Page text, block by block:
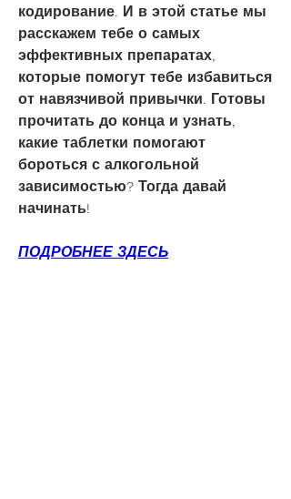
кодирование. И в этой статье мы
расскажем тебе о самых
эффективных препаратах,
которые помогут тебе избавиться
от навязчивой привычки. Готовы
прочитать до конца и узнать,
какие таблетки помогают
бороться с алкогольной
зависимостью? Тогда давай
начинать!
ПОДРОБНЕЕ ЗДЕСЬ